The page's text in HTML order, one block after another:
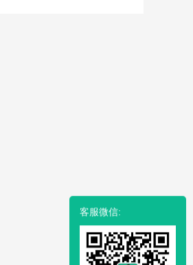
客服微信: